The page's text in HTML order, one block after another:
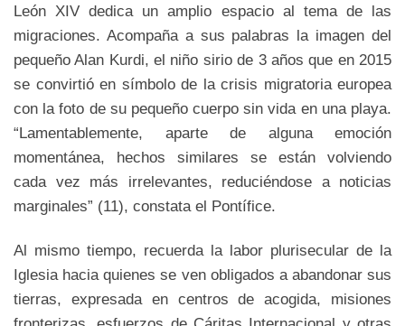
León XIV dedica un amplio espacio al tema de las
migraciones. Acompaña a sus palabras la imagen del
pequeño Alan Kurdi, el niño sirio de 3 años que en 2015
se convirtió en símbolo de la crisis migratoria europea
con la foto de su pequeño cuerpo sin vida en una playa.
“Lamentablemente, aparte de alguna emoción
momentánea, hechos similares se están volviendo
cada vez más irrelevantes, reduciéndose a noticias
marginales” (11), constata el Pontífice.
Al mismo tiempo, recuerda la labor plurisecular de la
Iglesia hacia quienes se ven obligados a abandonar sus
tierras, expresada en centros de acogida, misiones